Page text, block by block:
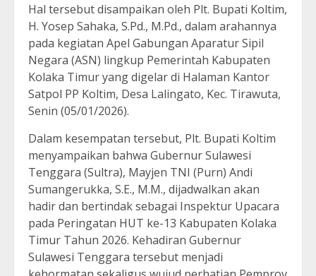
Hal tersebut disampaikan oleh Plt. Bupati Koltim,
H. Yosep Sahaka, S.Pd., M.Pd., dalam arahannya
pada kegiatan Apel Gabungan Aparatur Sipil
Negara (ASN) lingkup Pemerintah Kabupaten
Kolaka Timur yang digelar di Halaman Kantor
Satpol PP Koltim, Desa Lalingato, Kec. Tirawuta,
Senin (05/01/2026).
Dalam kesempatan tersebut, Plt. Bupati Koltim
menyampaikan bahwa Gubernur Sulawesi
Tenggara (Sultra), Mayjen TNI (Purn) Andi
Sumangerukka, S.E., M.M., dijadwalkan akan
hadir dan bertindak sebagai Inspektur Upacara
pada Peringatan HUT ke-13 Kabupaten Kolaka
Timur Tahun 2026. Kehadiran Gubernur
Sulawesi Tenggara tersebut menjadi